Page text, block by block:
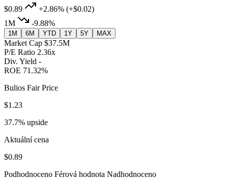
$0.89 +2.86% (+$0.02)
1M
-9.88%
1M 6M YTD 1Y 5Y MAX
Market Cap $37.5M
P/E Ratio 2.36x
Div. Yield -
ROE 71.32%
Bulios Fair Price
$1.23
37.7% upside
Aktuální cena
$0.89
Podhodnoceno Férová hodnota Nadhodnoceno